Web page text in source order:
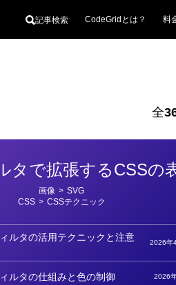
記事検索 CodeGridとは？ 料
全
タで拡張するCSSの
画像 > SVG
CSS > CSSテクニック
ルタの活用テクニックと注意
2026年
ルタの仕組みと色の制御 2026